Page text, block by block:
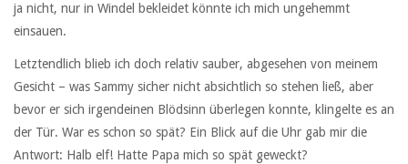
ja nicht, nur in Windel bekleidet könnte ich mich ungehemmt
einsauen.
Letztendlich blieb ich doch relativ sauber, abgesehen von meinem
Gesicht – was Sammy sicher nicht absichtlich so stehen ließ, aber
bevor er sich irgendeinen Blödsinn überlegen konnte, klingelte es an
der Tür. War es schon so spät? Ein Blick auf die Uhr gab mir die
Antwort: Halb elf! Hatte Papa mich so spät geweckt?